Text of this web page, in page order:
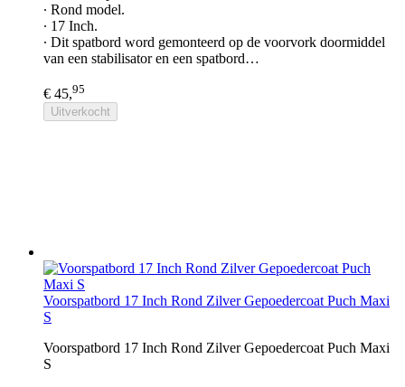
∙ Rond model.
∙ 17 Inch.
∙ Dit spatbord word gemonteerd op de voorvork doormiddel
van een stabilisator en een spatbord…
€ 45,95
Uitverkocht
Voorspatbord 17 Inch Rond Zilver Gepoedercoat Puch Maxi
S
Voorspatbord 17 Inch Rond Zilver Gepoedercoat Puch Maxi
S